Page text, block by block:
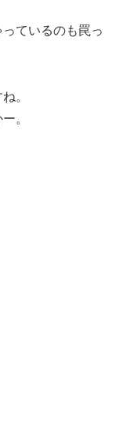
ているのも罠っ
。
。